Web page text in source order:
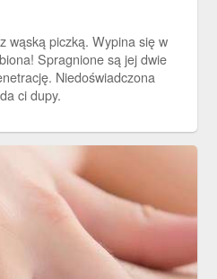
wąską piczką. Wypina się w
Spragnione są jej dwie
Niedoświadczona
ci dupy.